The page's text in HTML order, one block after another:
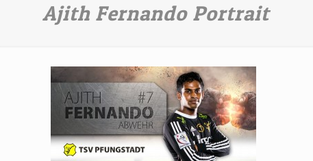
Ajith Fernando Portrait